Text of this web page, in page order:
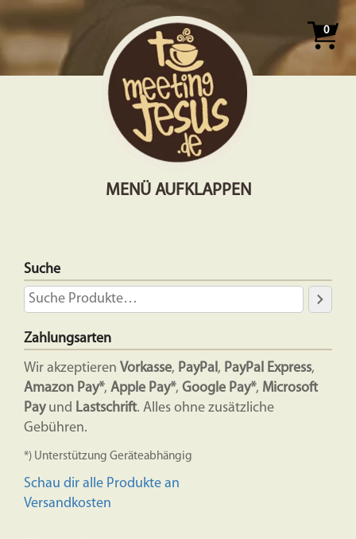
0
MENÜ AUFKLAPPEN
Suche
Zahlungsarten
Wir akzeptieren Vorkasse, PayPal, PayPal Express,
Amazon Pay*, Apple Pay*, Google Pay*, Microsoft
Payund Lastschrift. Alles ohne zusätzliche
Gebühren.
*) Unterstützung Geräteabhängig
Schau dir alle Produkte an
Versandkosten